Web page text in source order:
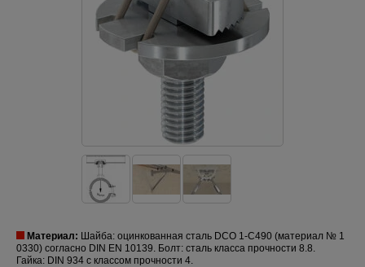
Материал: Шайба: оцинкованная сталь DCO 1-C490 (материал № 1
0330) согласно DIN EN 10139. Болт: сталь класса прочности 8.8.
Гайка: DIN 934 с классом прочности 4.